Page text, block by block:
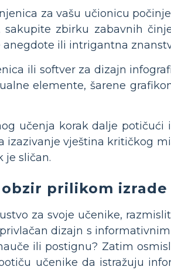
za vašu učionicu
sakupite zbirku zabavnih
ili intrigantna
ili softver za dizajn
elemente, šarene
učenja korak dalje potičući
izazivanje vještina kritičkog
je sličan.
prilikom
za svoje učenike,
dizajn s
ili postignu? Zatim
učenike da istražuju